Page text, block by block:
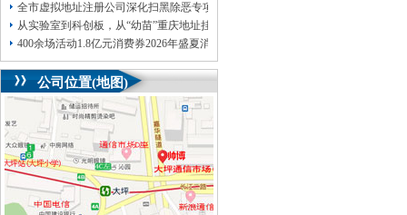
全市虚拟地址注册公司深化扫黑除恶专项斗争部署会议召开
从实验室到科创板，从“幼苗”重庆地址挂靠长成“大树”重庆国有资本“耐心”陪跑硬
400余场活动1.8亿元消费券2026年盛夏消费季启幕
公司位置(地图)